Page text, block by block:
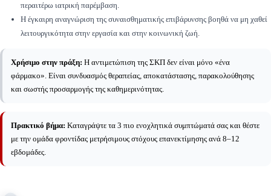
περαιτέρω ιατρική παρέμβαση.
Η έγκαιρη αναγνώριση της συναισθηματικής επιβάρυνσης βοηθά να μη χαθεί
λειτουργικότητα στην εργασία και στην κοινωνική ζωή.
Χρήσιμο στην πράξη: Η αντιμετώπιση της ΣΚΠ δεν είναι μόνο «ένα
φάρμακο». Είναι συνδυασμός θεραπείας, αποκατάστασης, παρακολούθησης
και σωστής προσαρμογής της καθημερινότητας.
Πρακτικό βήμα: Καταγράψτε τα 3 πιο ενοχλητικά συμπτώματά σας και θέστε
με την ομάδα φροντίδας μετρήσιμους στόχους επανεκτίμησης ανά 8–12
εβδομάδες.